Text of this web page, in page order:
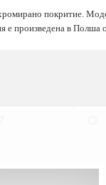
покритие.
е произведена в